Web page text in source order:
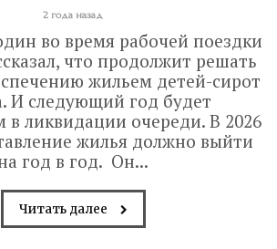
2 года назад
во время рабочей поездки
что продолжит решать
жильем детей-сирот
И следующий год будет
ликвидации очереди. В 2026
жилья должно выйти
год в год. Он...
Читать далее